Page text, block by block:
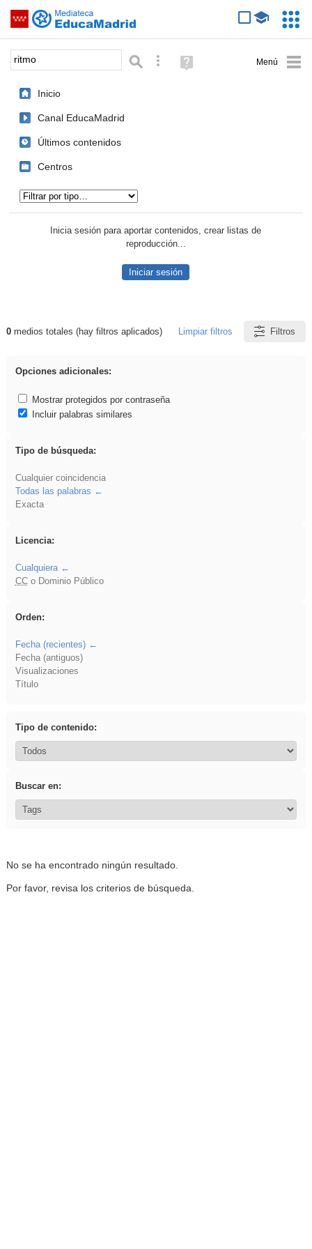
Saltar navegación
Palabra o frase: Búsqueda avanzada
Ayuda
(en
Inicio
Canal EducaMadrid
Últimos contenidos
Centros
Inicia sesión para aportar contenidos, crear listas de
reproducción...
Iniciar sesión
Resultados de: ritmo
0medios totales (hay filtros aplicados) Limpiar filtros Filtros
Opciones adicionales:
Mostrar protegidos por contraseña
Incluir palabras similares
Tipo de búsqueda:
Cualquier coincidencia
Todas las palabras
Exacta
Licencia:
Cualquiera
CCo Dominio Público
Orden:
Fecha (recientes)
Fecha (antiguos)
Visualizaciones
Título
Tipo de contenido:
Buscar en:
No se ha encontrado ningún resultado.
Por favor, revisa los criterios de búsqueda.